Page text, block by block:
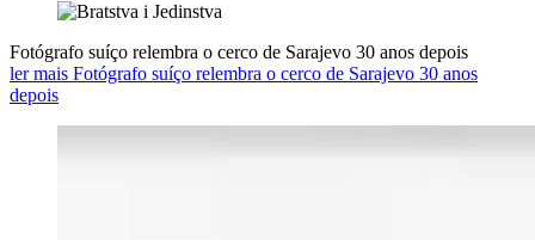
Fotógrafo suíço relembra o cerco de Sarajevo 30 anos depois
ler mais Fotógrafo suíço relembra o cerco de Sarajevo 30 anos
depois